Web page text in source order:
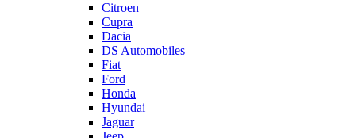
Citroen
Cupra
Dacia
DS Automobiles
Fiat
Ford
Honda
Hyundai
Jaguar